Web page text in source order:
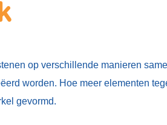
op verschillende manieren
worden. Hoe meer elementen
gevormd.